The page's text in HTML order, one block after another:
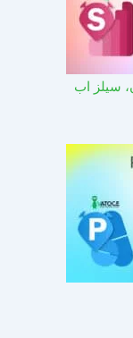
سيلز اب